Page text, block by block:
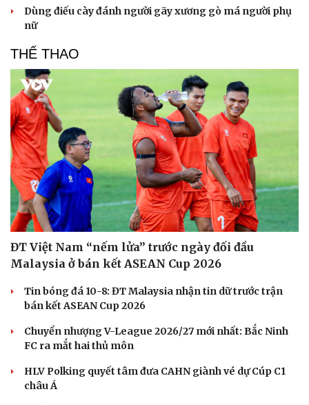
Văn hóa
Sân khấu - Điện ảnh
Văn học
Âm nhạc
Di sản
Giải trí
Nghệ sĩ
Thời trang
Sao Việt
Dùng điếu cày đánh người gãy xương gò má người phụ
nữ
THỂ THAO
ĐT Việt Nam “nếm lửa” trước ngày đối đầu
Malaysia ở bán kết ASEAN Cup 2026
Tin bóng đá 10-8: ĐT Malaysia nhận tin dữ trước trận
bán kết ASEAN Cup 2026
Chuyển nhượng V-League 2026/27 mới nhất: Bắc Ninh
FC ra mắt hai thủ môn
HLV Polking quyết tâm đưa CAHN giành vé dự Cúp C1
châu Á